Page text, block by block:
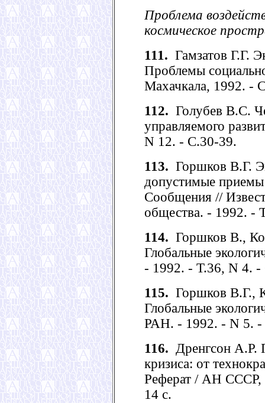
Проблема
космическое
111. Гамзатов Г.Г.
Проблемы
Махачкала, 1992. -
112. Голубев В.С.
управляемого
N 12. - С.30-39.
113. Горшков В.Г.
допустимые
Сообщения //
общества. - 1992. -
114. Горшков В.,
Глобальные
- 1992. - Т.36, N 4. -
115. Горшков В.Г.,
Глобальные
РАН. - 1992. - N 5.
116. Дренгсон А.Р.
кризиса: от
Реферат / АН
14 с.